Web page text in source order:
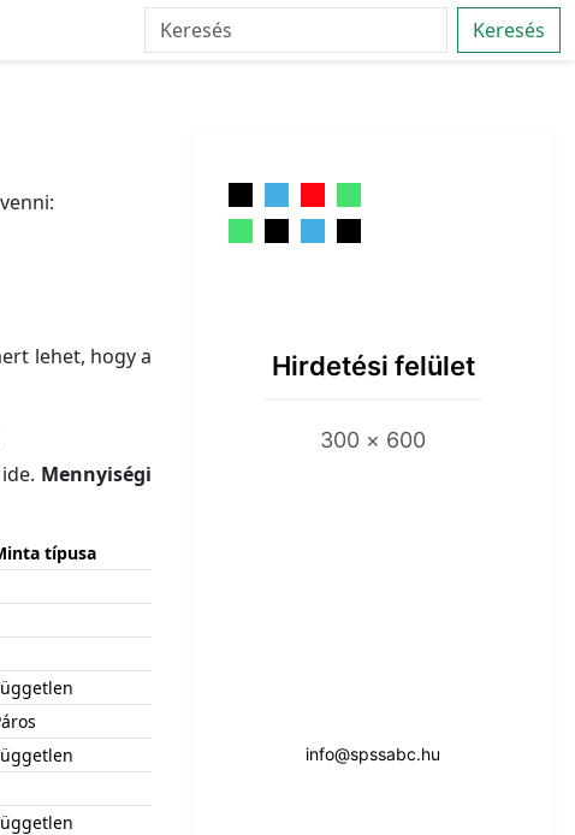
Keresés
lehet, hogy a
Mennyiségi
típusa
Hirdetési felület
300 × 600
info@spssabc.hu